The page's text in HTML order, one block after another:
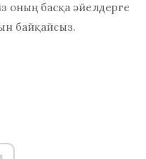
оның басқа әйелдерге
байқайсыз.